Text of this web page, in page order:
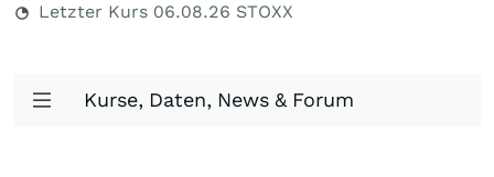
Letzter Kurs 06.08.26 STOXX
Kurse, Daten, News & Forum